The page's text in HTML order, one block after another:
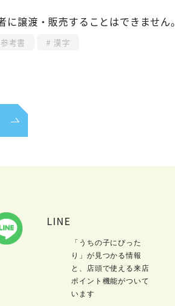
譲渡・販売することはできません。
考書 漢字
LINE
「うちの子にぴった
り」が見つかる情報
と、店頭で使える来店
ポイント機能がついて
います